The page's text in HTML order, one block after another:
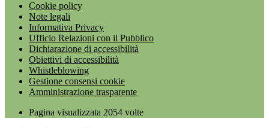
Cookie policy
Note legali
Informativa Privacy
Ufficio Relazioni con il Pubblico
Dichiarazione di accessibilità
Obiettivi di accessibilità
Whistleblowing
Gestione consensi cookie
Amministrazione trasparente
Pagina visualizzata 2054 volte